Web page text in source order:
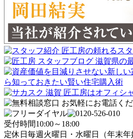
受付時間10:00～18:00
定休日 毎週火曜日・水曜日
（年末